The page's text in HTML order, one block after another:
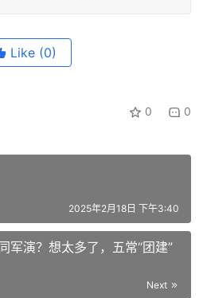
Like (0)
0 0
2025年2月18日 下午3:40
军演？想太多了，五常“团建”
Next